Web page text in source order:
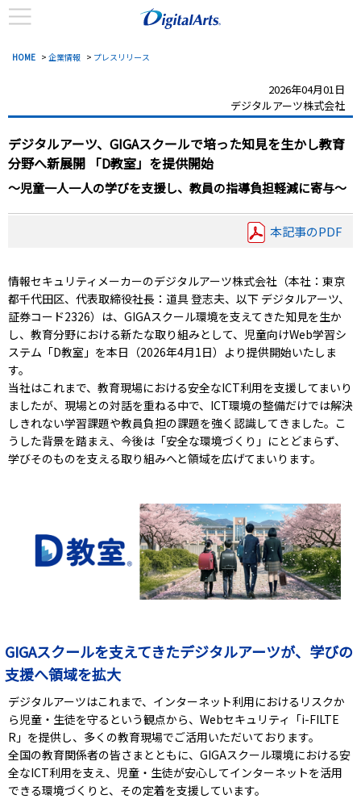
HOME > 企業情報 > プレスリリース
2026年04月01日
デジタルアーツ株式会社
デジタルアーツ、GIGAスクールで培った知見を生かし教育
分野へ新展開 「D教室」を提供開始
～児童一人一人の学びを支援し、教員の指導負担軽減に寄与～
本記事のPDF
情報セキュリティメーカーのデジタルアーツ株式会社（本社：東京
都千代田区、代表取締役社長：道具 登志夫、以下 デジタルアーツ、
証券コード2326）は、GIGAスクール環境を支えてきた知見を生か
し、教育分野における新たな取り組みとして、児童向けWeb学習シ
ステム「D教室」を本日（2026年4月1日）より提供開始いたしま
す。
当社はこれまで、教育現場における安全なICT利用を支援してまいり
ましたが、現場との対話を重ねる中で、ICT環境の整備だけでは解決
しきれない学習課題や教員負担の課題を強く認識してきました。こ
うした背景を踏まえ、今後は「安全な環境づくり」にとどまらず、
学びそのものを支える取り組みへと領域を広げてまいります。
GIGAスクールを支えてきたデジタルアーツが、学びの
支援へ領域を拡大
デジタルアーツはこれまで、インターネット利用におけるリスクか
ら児童・生徒を守るという観点から、Webセキュリティ「i-FILTE
R」を提供し、多くの教育現場でご活用いただいております。
全国の教育関係者の皆さまとともに、GIGAスクール環境における安
全なICT利用を支え、児童・生徒が安心してインターネットを活用
できる環境づくりと、その定着を支援しています。